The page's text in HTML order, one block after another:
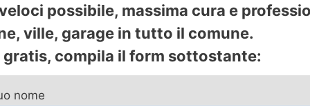
possibile, massima cura e
ville, garage in tutto il comune.
compila il form sottostante:
nome